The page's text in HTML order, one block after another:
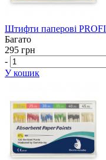
Штифти паперові
Багато
295 грн
-
У кошик